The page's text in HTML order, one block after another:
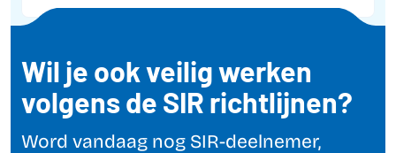
Wil je ook veilig werken
volgens de SIR richtlijnen?
Word vandaag nog SIR-deelnemer,